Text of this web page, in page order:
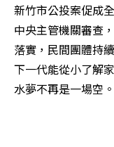
新竹市公投案促成
中央主管機關審查
落實，民間團體持
下一代能從小了解
水夢不再是一場空。